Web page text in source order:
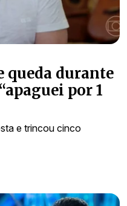
queda durante
por 1
e trincou cinco